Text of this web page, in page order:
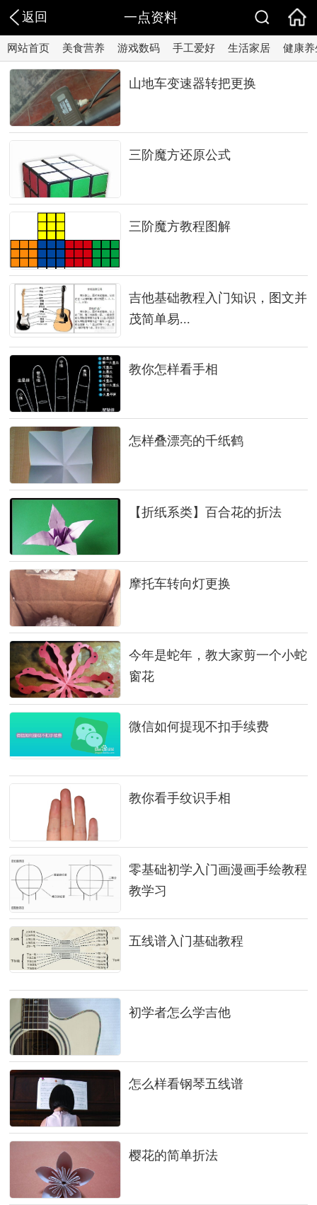
返回 一点资料
网站首页 美食营养 游戏数码 手工爱好 生活家居 健康养
山地车变速器转把更换
三阶魔方还原公式
三阶魔方教程图解
吉他基础教程入门知识，图文并
茂简单易...
教你怎样看手相
怎样叠漂亮的千纸鹤
【折纸系类】百合花的折法
摩托车转向灯更换
今年是蛇年，教大家剪一个小蛇
窗花
微信如何提现不扣手续费
教你看手纹识手相
零基础初学入门画漫画手绘教程
教学习
五线谱入门基础教程
初学者怎么学吉他
怎么样看钢琴五线谱
樱花的简单折法